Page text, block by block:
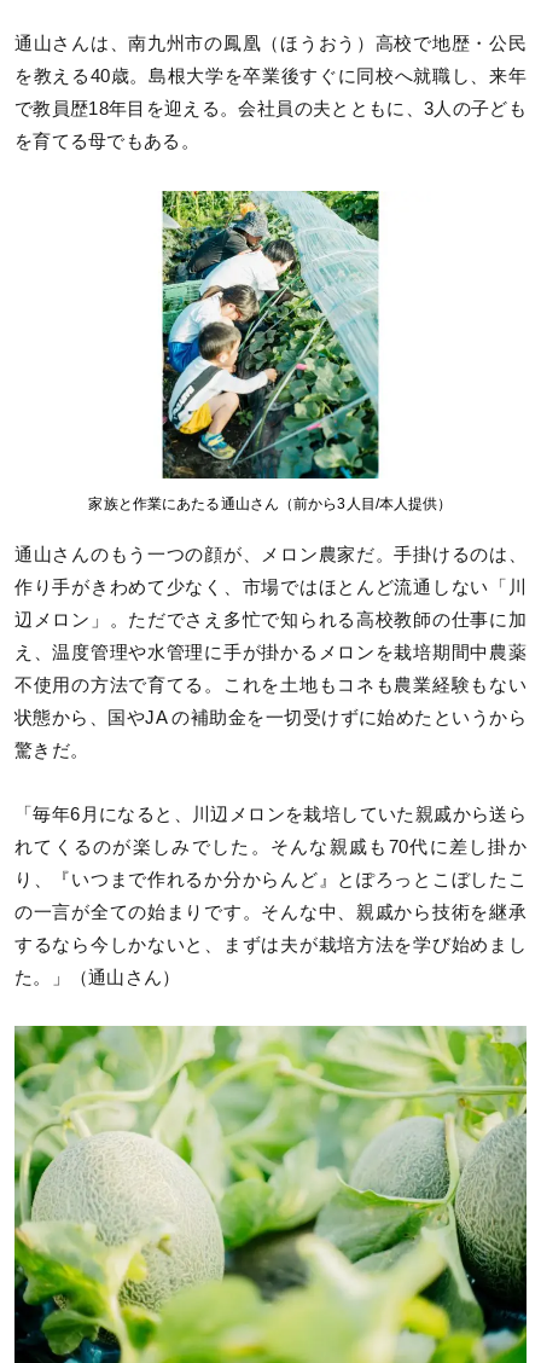
通山さんは、南九州市の鳳凰（ほうおう）高校で地歴・公民
を教える40歳。島根大学を卒業後すぐに同校へ就職し、来年
で教員歴18年目を迎える。会社員の夫とともに、3人の子ども
を育てる母でもある。
家族と作業にあたる通山さん（前から3人目/本人提供）
通山さんのもう一つの顔が、メロン農家だ。手掛けるのは、
作り手がきわめて少なく、市場ではほとんど流通しない「川
辺メロン」。ただでさえ多忙で知られる高校教師の仕事に加
え、温度管理や水管理に手が掛かるメロンを栽培期間中農薬
不使用の方法で育てる。これを土地もコネも農業経験もない
状態から、国やJA の補助金を一切受けずに始めたというから
驚きだ。
「毎年6月になると、川辺メロンを栽培していた親戚から送ら
れてくるのが楽しみでした。そんな親戚も70代に差し掛か
り、『いつまで作れるか分からんど』とぽろっとこぼしたこ
の一言が全ての始まりです。そんな中、親戚から技術を継承
するなら今しかないと、まずは夫が栽培方法を学び始めまし
た。」（通山さん）